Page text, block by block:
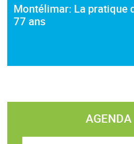
Montélimar: La pratique
77 ans
AGENDA